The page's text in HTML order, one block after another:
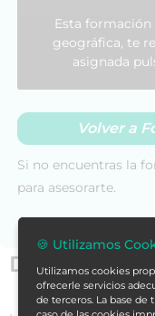
Datos
Esta
geográfica, te
asignada
Volver a
Si no encuentras la
para asesorarte.
🍪 Utilizamos
Utilizamos cookies
ofrecerle servicios
de terceros. La base